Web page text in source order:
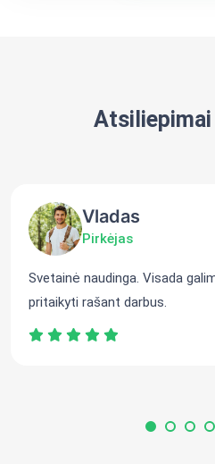
Atsiliepimai
Vladas
Pirkėjas
Svetainė naudinga. Visada
pritaikyti rašant darbus.